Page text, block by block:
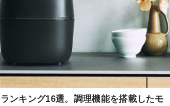
ンキング16選。調理機能を搭載したモ